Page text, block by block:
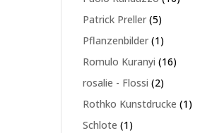
Patrick Preller 55
Produkte
Pflanzenbilder 11
Produkt
Romulo Kuranyi 1616
rosalie - Flossi 22
Produkte
Rothko Kunstdrucke 11
Schlote 11